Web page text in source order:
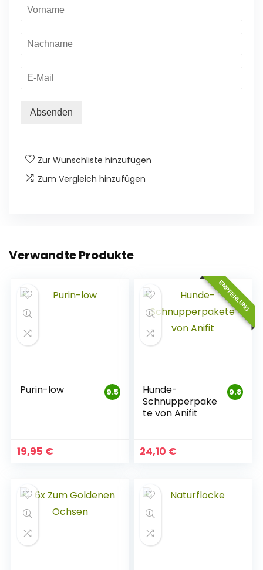
Absenden
Zur Wunschliste hinzufügen
Zum Vergleich hinzufügen
Verwandte Produkte
9.5
Purin-low
19,95 €
EMPFEHLUNG
9.8
Hunde-
Schnupperpake
te von Anifit
24,10 €